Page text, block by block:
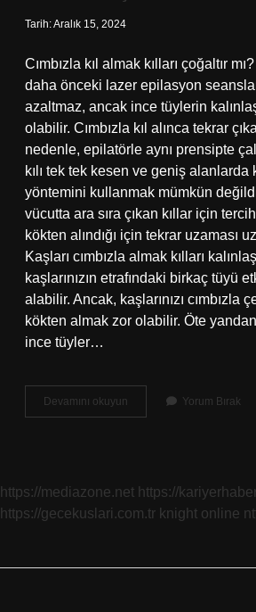
Tarih: Aralık 15, 2024
Cımbızla kıl almak kılları çoğaltır
daha önceki lazer epilasyon
azaltmaz, ancak ince tüylerin
olabilir. Cımbızla kıl alınca tekrar
nedenle, epilatörle aynı prensipte
kılı tek tek kesen ve geniş alanlarda
yöntemini kullanmak mümkün
vücutta ara sıra çıkan kıllar için
kökten alındığı için tekrar uzaması
Kaşları cımbızla almak kılları
kaşlarınızın etrafındaki birkaç tüyü
alabilir. Ancak, kaşlarınızı cımbızla
kökten almak zor olabilir. Öte yandan,
ince tüyler…
Devamını okuyun
Kıl
Yorum Bırak
https://mediazone.net https://
https://gecekuslari.com.tr knight online